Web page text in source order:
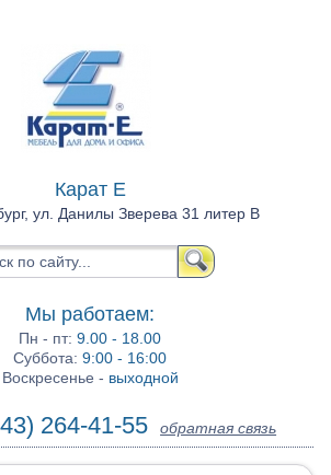
Карат Е
ул. Данилы Зверева 31 литер В
Мы работаем:
Пн - пт:9.00 - 18.00
Суббота:9:00 - 16:00
Воскресенье - выходной
264-41-55 обратная связь